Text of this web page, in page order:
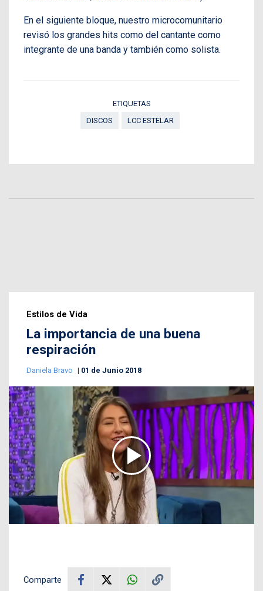
En el siguiente bloque, nuestro microcomunitario
revisó los grandes hits como del cantante como
integrante de una banda y también como solista.
ETIQUETAS
DISCOS
LCC ESTELAR
Estilos de Vida
La importancia de una buena
respiración
Daniela Bravo 01 de Junio 2018
Comparte